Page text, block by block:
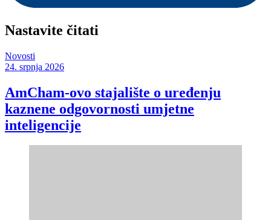
Nastavite čitati
Novosti
24. srpnja 2026
AmCham-ovo stajalište o uređenju
kaznene odgovornosti umjetne
inteligencije